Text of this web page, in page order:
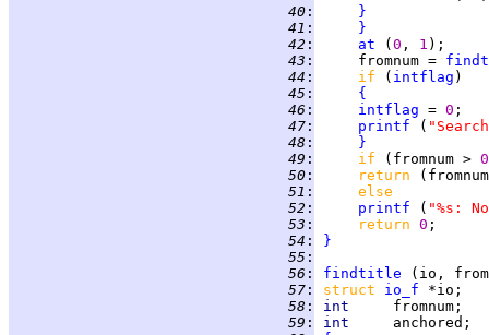
  40
:
}
  41
:
}
  42
: at ( 0 , 1
  43
:
     fromnum =
  44
: if ( intflag
  45
:
{
  46
: intflag = 0
  47
: printf (
  48
:
}
  49
: if (fromnum > 0
  50
:
return
  51
:
else
  52
: printf ( "%s:
  53
: return 0
  54
:
}
  55
:
  56
:
findtitle
  57
: struct io_f
  58
: int
  59
: int